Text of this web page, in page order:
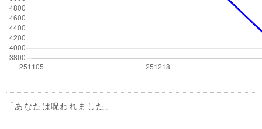
「あなたは呪われました」